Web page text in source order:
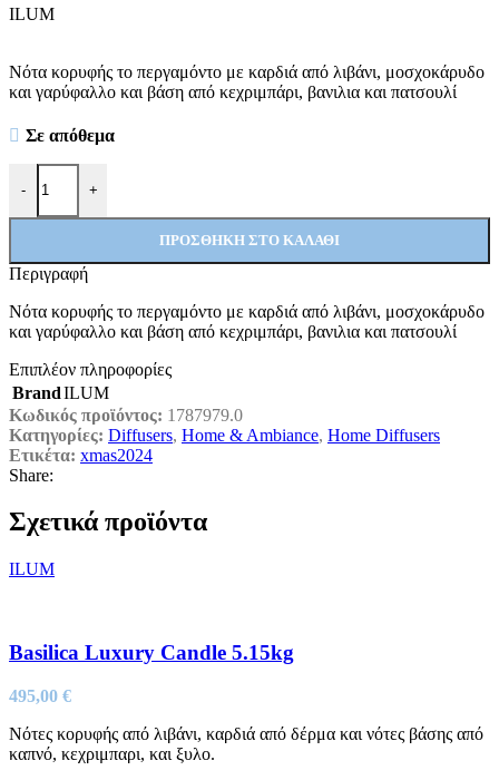
ILUM
Νότα κορυφής το περγαμόντο με καρδιά από λιβάνι, μοσχοκάρυδο
και γαρύφαλλο και βάση από κεχριμπάρι, βανιλια και πατσουλί
Σε απόθεμα
-
Sahara Luxury Diffuser 3500ml ποσότητα
+
ΠΡΟΣΘΉΚΗ ΣΤΟ ΚΑΛΆΘΙ
Περιγραφή
Νότα κορυφής το περγαμόντο με καρδιά από λιβάνι, μοσχοκάρυδο
και γαρύφαλλο και βάση από κεχριμπάρι, βανιλια και πατσουλί
Επιπλέον πληροφορίες
BrandILUM
Κωδικός προϊόντος: 1787979.0
Κατηγορίες: Diffusers, Home & Ambiance, Home Diffusers
Ετικέτα: xmas2024
Share:
Σχετικά προϊόντα
ILUM
Basilica Luxury Candle 5.15kg
495,00 €
Νότες κορυφής από λιβάνι, καρδιά από δέρμα και νότες βάσης από
καπνό, κεχριμπαρι, και ξυλο.